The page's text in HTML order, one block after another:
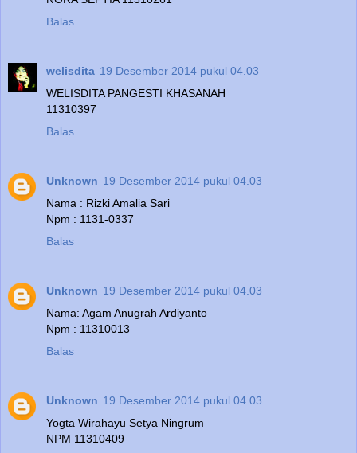
Balas
welisdita 19 Desember 2014 pukul 04.03
WELISDITA PANGESTI KHASANAH
11310397
Balas
Unknown 19 Desember 2014 pukul 04.03
Nama : Rizki Amalia Sari
Npm : 1131-0337
Balas
Unknown 19 Desember 2014 pukul 04.03
Nama: Agam Anugrah Ardiyanto
Npm : 11310013
Balas
Unknown 19 Desember 2014 pukul 04.03
Yogta Wirahayu Setya Ningrum
NPM 11310409